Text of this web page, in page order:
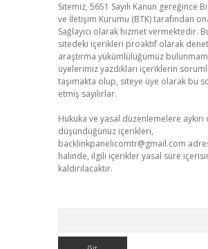
Sitemiz, 5651 Sayılı Kanun gereğince
ve İletişim Kurumu (BTK) tarafından
Sağlayıcı olarak hizmet vermektedir.
sitedeki içerikleri proaktif olarak
araştırma yükümlülüğümüz
üyelerimiz yazdıkları içeriklerin
taşımakta olup, siteye üye olarak bu
etmiş sayılırlar.
Hukuka ve yasal düzenlemelere
düşündüğünüz içerikleri,
backlinkpanelicomtr@gmail.com
halinde, ilgili içerikler yasal süre
kaldırılacaktır.